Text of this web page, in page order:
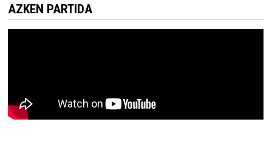
AZKEN PARTIDA